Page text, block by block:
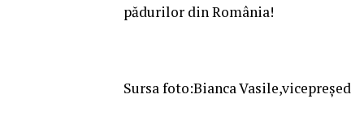
pădurilor din România!
Sursa foto:Bianca